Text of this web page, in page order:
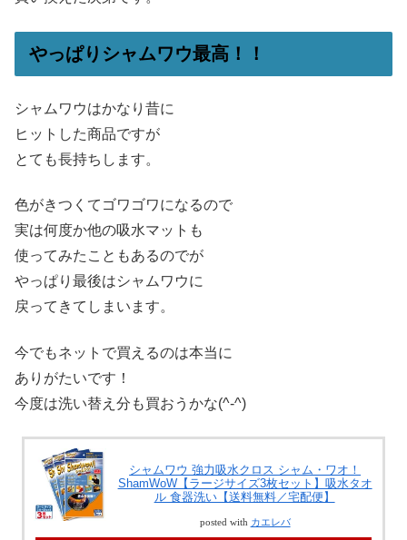
やっぱりシャムワウ最高！！
シャムワウはかなり昔に
ヒットした商品ですが
とても長持ちします。
色がきつくてゴワゴワになるので
実は何度か他の吸水マットも
使ってみたこともあるのでが
やっぱり最後はシャムワウに
戻ってきてしまいます。
今でもネットで買えるのは本当に
ありがたいです！
今度は洗い替え分も買おうかな(^-^)
シャムワウ 強力吸水クロス シャム・ワオ！
ShamWoW【ラージサイズ3枚セット】吸水タオ
ル 食器洗い【送料無料／宅配便】
posted with カエレバ